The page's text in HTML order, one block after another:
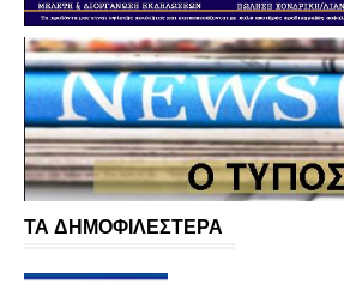
ΤΑ ΔΗΜΟΦΙΛΕΣΤΕΡΑ